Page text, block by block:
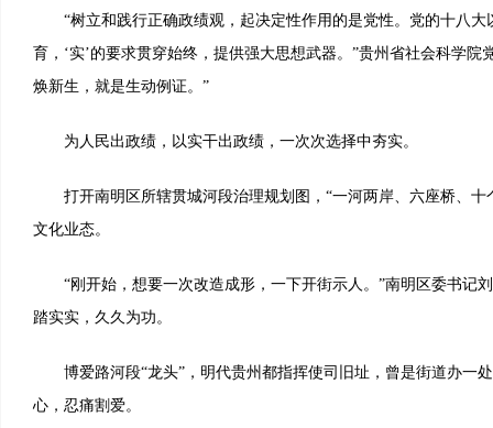
“树立和践行正确政绩观，起决定性作用的是党性。党的十八大
育，‘实’的要求贯穿始终，提供强大思想武器。”贵州省社会科学院
焕新生，就是生动例证。”
为人民出政绩，以实干出政绩，一次次选择中夯实。
打开南明区所辖贯城河段治理规划图，“一河两岸、六座桥、十
文化业态。
“刚开始，想要一次改造成形，一下开街示人。”南明区委书记
踏实实，久久为功。
博爱路河段“龙头”，明代贵州都指挥使司旧址，曾是街道办一
心，忍痛割爱。